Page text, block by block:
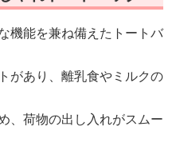
機能を兼ね備えたトートバ
があり、離乳食やミルクの
、荷物の出し入れがスムー